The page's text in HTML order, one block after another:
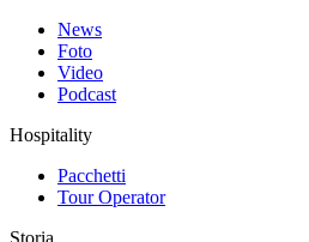
News
Foto
Video
Podcast
Hospitality
Pacchetti
Tour Operator
Storia